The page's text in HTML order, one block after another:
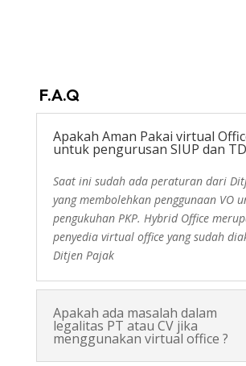
F.A.Q
Apakah Aman Pakai virtual
untuk pengurusan SIUP dan
Saat ini sudah ada peraturan dari
yang membolehkan penggunaan VO
pengukuhan PKP. Hybrid Office
penyedia virtual office yang sudah
Ditjen Pajak
Apakah ada masalah dalam
legalitas PT atau CV jika
menggunakan virtual office ?